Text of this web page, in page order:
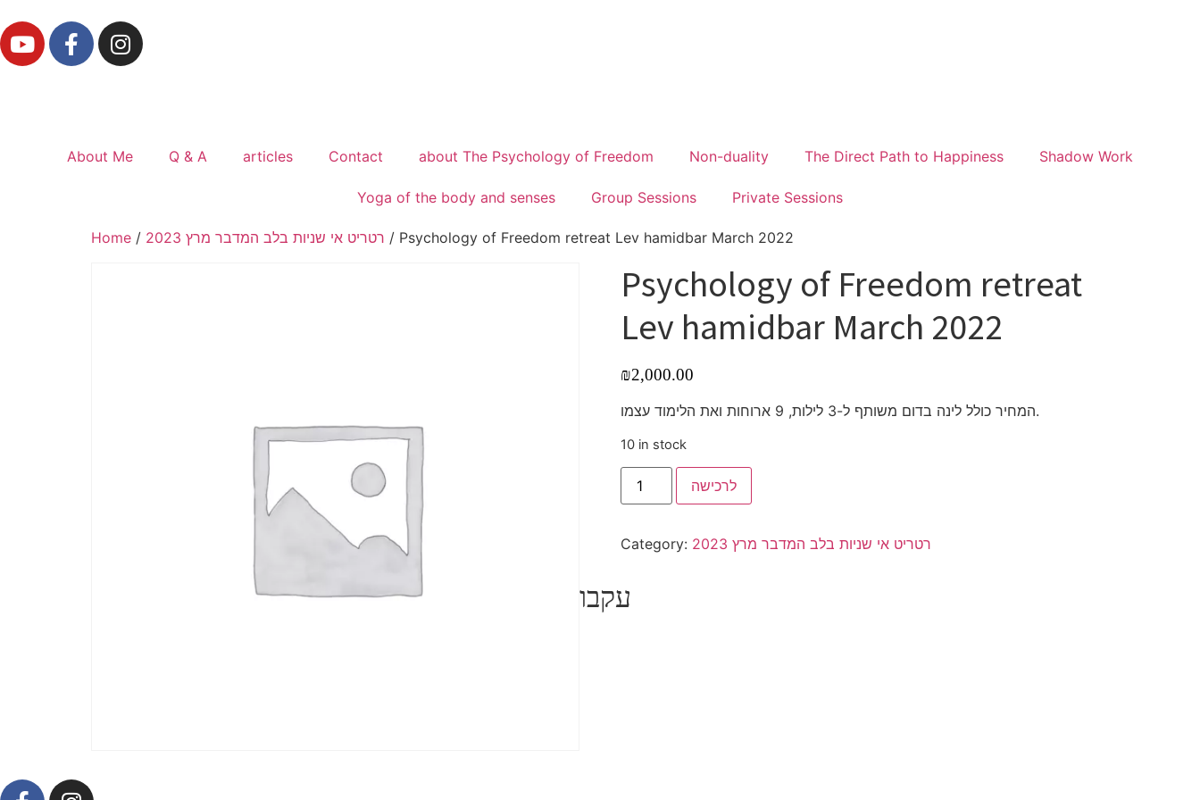
About Me Q & A articles Contact about The Psychology of Freedom Non-duality The Direct Path to Happiness Shadow Work
Yoga of the body and senses Group Sessions Private Sessions
Home / רטריט אי שניות בלב המדבר מרץ 2023 / Psychology of Freedom retreat Lev hamidbar March 2022
Psychology of Freedom retreat
Lev hamidbar March 2022
₪2,000.00
המחיר כולל לינה בדום משותף ל-3 לילות, 9 ארוחות ואת הלימוד עצמו.
10 in stock
לרכישה
Category: רטריט אי שניות בלב המדבר מרץ 2023
עקבו